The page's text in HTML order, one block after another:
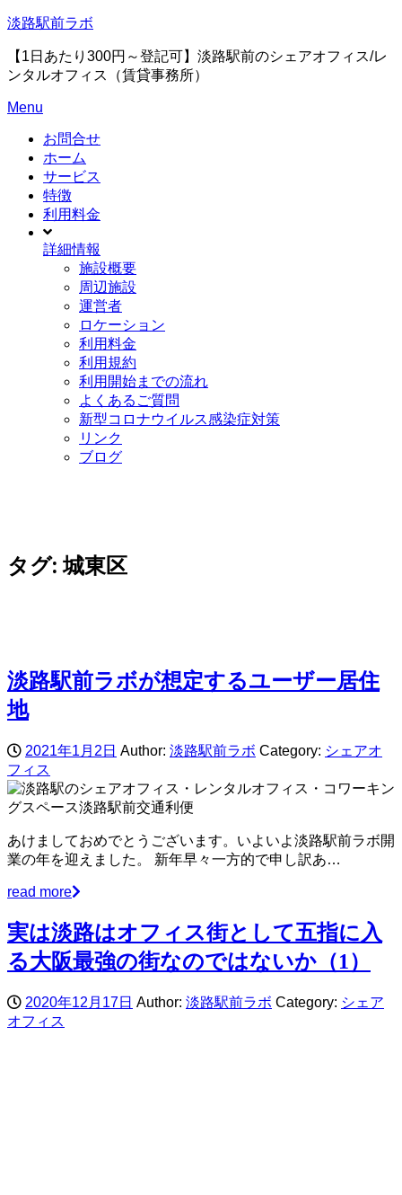
Skip
content
淡路駅前ラボ
【1日あたり300円～登記可】淡路駅前のシェアオフィス/レ
ンタルオフィス（賃貸事務所）
Menu
お問合せ
ホーム
サービス
特徴
利用料金
詳細情報
施設概要
周辺施設
運営者
ロケーション
利用料金
利用規約
利用開始までの流れ
よくあるご質問
新型コロナウイルス感染症対策
リンク
ブログ
タグ:城東区
淡路駅前ラボが想定するユーザー居住
地
2021年1月2日 Author: 淡路駅前ラボ Category: シェアオ
フィス
あけましておめでとうございます。いよいよ淡路駅前ラボ開
業の年を迎えました。 新年早々一方的で申し訳あ…
read more
実は淡路はオフィス街として五指に入
る大阪最強の街なのではないか（1）
2020年12月17日 Author: 淡路駅前ラボ Category: シェア
オフィス